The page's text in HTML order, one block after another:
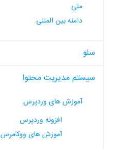
ملی
دامنه بین المللی
سئو
سیستم مدیریت محتوا
آموزش های وردپرس
افزونه وردپرس
آموزش های ووکامرس